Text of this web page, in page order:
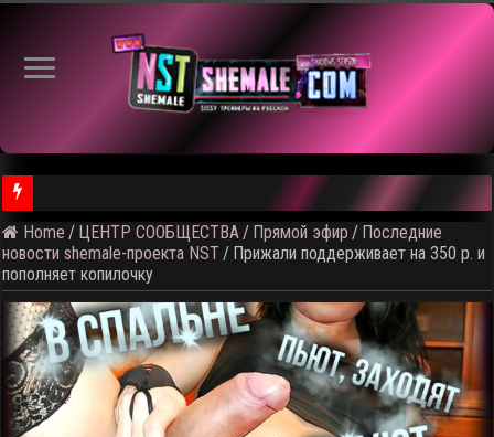
Home / ЦЕНТР СООБЩЕСТВА / Прямой эфир / Последние
новости shemale-проекта NST / Прижали поддерживает на 350 р. и
пополняет копилочку